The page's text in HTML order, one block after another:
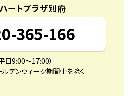
ートプラザ別府
365-166
日9:00〜17:00）
デンウィーク期間中を除く